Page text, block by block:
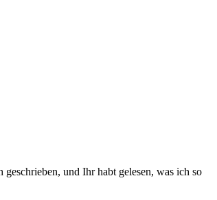
und Ihr habt gelesen, was ich so